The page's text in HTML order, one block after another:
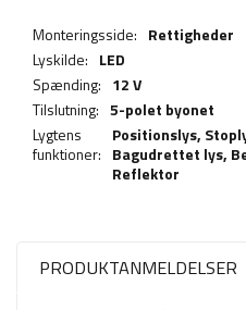
Monteringsside: Rettigheder
Lyskilde: LED
Spænding: 12 V
Tilslutning: 5-polet byonet
Lygtens
funktioner:
Positionslys,
Bagudrettet lys,
Reflektor
PRODUKTANMELDELSER